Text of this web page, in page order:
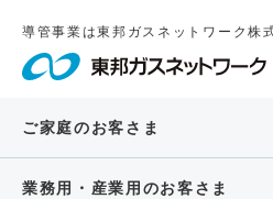
導管事業は東邦ガスネットワーク株
ご家庭のお客さま
業務用・産業用のお客さま